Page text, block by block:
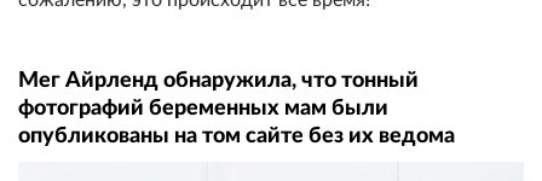
Мег Айрленд обнаружила, что тонный
фотографий беременных мам были
опубликованы на том сайте без их ведома